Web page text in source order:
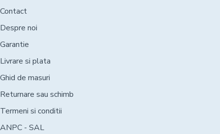
Contact
Despre noi
Garantie
Livrare si plata
Ghid de masuri
Returnare sau schimb
Termeni si conditii
ANPC - SAL